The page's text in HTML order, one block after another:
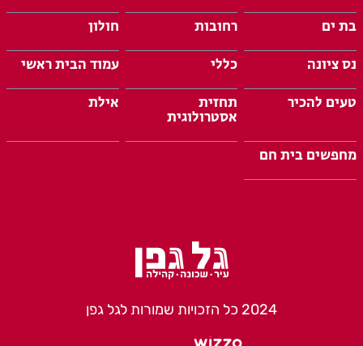
בת ים
רחובות
חולון
נס ציונה
כללי
עמוד הבית ראשי
טעים להכיר
תחזית
אסטרולוגית
אילת
מחפשים בית חם
2024 כל הזכויות שמורות לגל גפן